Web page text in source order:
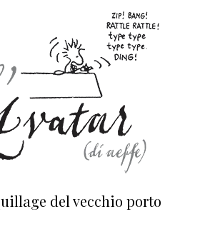
del vecchio porto